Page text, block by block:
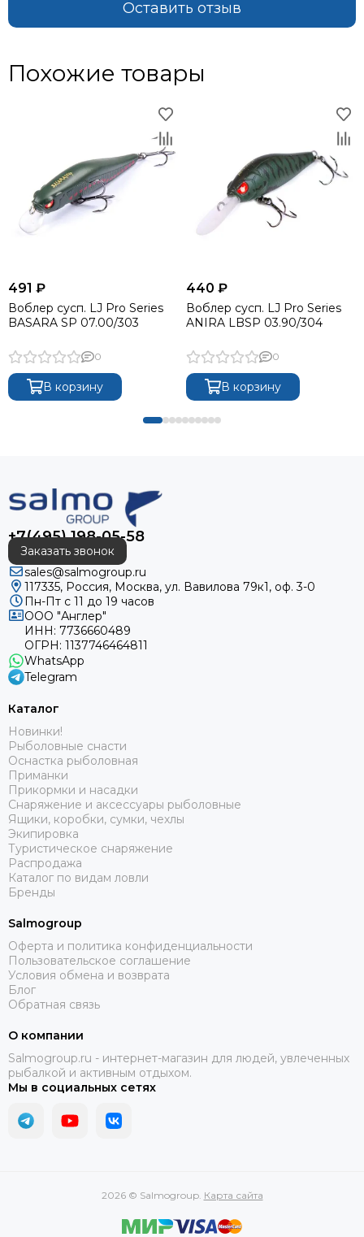
Оставить отзыв
Похожие товары
491 ₽
Воблер сусп. LJ Pro Series
BASARA SP 07.00/303
0
В корзину
440 ₽
Воблер сусп. LJ Pro Series
ANIRA LBSP 03.90/304
0
В корзину
+7(495) 198-05-58
Заказать звонок
sales@salmogroup.ru
117335, Россия, Москва, ул. Вавилова 79к1, оф. 3-0
Пн-Пт с 11 до 19 часов
ООО "Англер"
ИНН: 7736660489
ОГРН: 1137746464811
WhatsApp
Telegram
Каталог
Новинки!
Рыболовные снасти
Оснастка рыболовная
Приманки
Прикормки и насадки
Снаряжение и аксессуары рыболовные
Ящики, коробки, сумки, чехлы
Экипировка
Туристическое снаряжение
Распродажа
Каталог по видам ловли
Бренды
Salmogroup
Оферта и политика конфиденциальности
Пользовательское соглашение
Условия обмена и возврата
Блог
Обратная связь
О компании
Salmogroup.ru - интернет-магазин для людей, увлеченных
рыбалкой и активным отдыхом.
Мы в социальных сетях
2026 © Salmogroup. Карта сайта